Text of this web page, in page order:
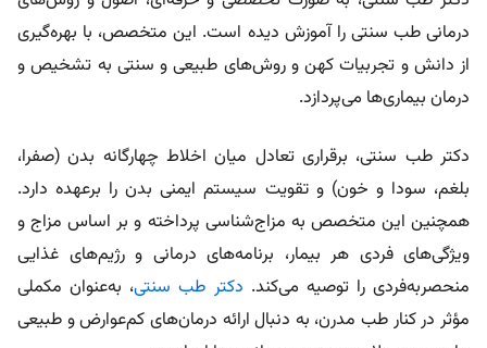
درمانی طب سنتی را آموزش دیده است. این متخصص، با بهره‌گیری
از دانش و تجربیات کهن و روش‌های طبیعی و سنتی به تشخیص و
درمان بیماری‌ها می‌پردازد.
دکتر طب سنتی، برقراری تعادل میان اخلاط چهارگانه بدن (صفرا،
بلغم، سودا و خون) و تقویت سیستم ایمنی بدن را برعهده دارد.
همچنین این متخصص به مزاج‌شناسی پرداخته و بر اساس مزاج و
ویژگی‌های فردی هر بیمار، برنامه‌های درمانی و رژیم‌های غذایی
منحصربه‌فردی را توصیه می‌کند. دکتر طب سنتی، به‌عنوان مکملی
مؤثر در کنار طب مدرن، به دنبال ارائه درمان‌های کم‌عوارض و طبیعی